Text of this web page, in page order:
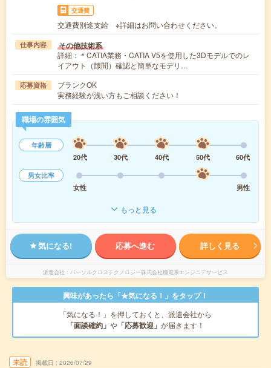
交通費
交通費別途支給 ※詳細はお問い合わせください。
仕事内容 その他技術系
詳細：＊CATIA業務・CATIA V5を使用した3Dモデルでのレ
イアウト（隙間）確認と簡単なモデリ…
応募資格
ブランクOK
実務経験が浅い方もご相談ください！
職場の雰囲気
年齢層
20代
30代 40代 50代
60代
男女比率
女性
男性
もっと見る
気になる! 応募へ進む 詳しく見る
派遣会社 パーソルクロステクノロジー株式会社機電系エンジニアサービス
興味があったら「★気になる！」をタップ！
「気になる！」を押しておくと、派遣会社から
「面談確約」 や 「応募歓迎」 が届きます！
未読 掲載日 2026/07/29